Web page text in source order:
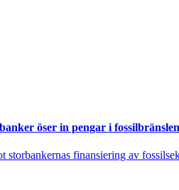
öser in pengar i
storbankernas finansiering av